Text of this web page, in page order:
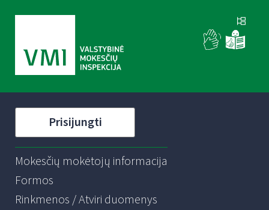
Prisijungti
Mokesčių mokėtojų informacija
Formos
Rinkmenos / Atviri duomenys